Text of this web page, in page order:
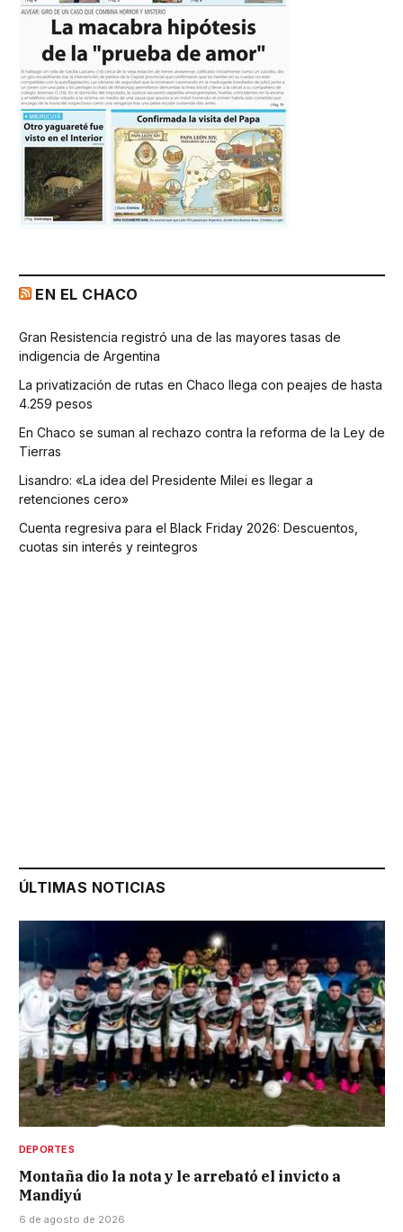
EN EL CHACO
Gran Resistencia registró una de las mayores tasas de
indigencia de Argentina
La privatización de rutas en Chaco llega con peajes de hasta
4.259 pesos
En Chaco se suman al rechazo contra la reforma de la Ley de
Tierras
Lisandro: «La idea del Presidente Milei es llegar a
retenciones cero»
Cuenta regresiva para el Black Friday 2026: Descuentos,
cuotas sin interés y reintegros
ÚLTIMAS NOTICIAS
DEPORTES
Montaña dio la nota y le arrebató el invicto a
Mandiyú
6 de agosto de 2026